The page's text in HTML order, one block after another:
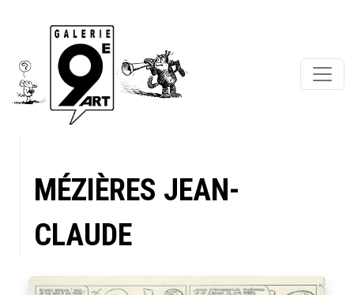
MÉZIÈRES JEAN-
CLAUDE